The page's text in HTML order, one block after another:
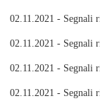
02.11.2021 - Segnali
02.11.2021 - Segnali
02.11.2021 - Segnali
02.11.2021 - Segnali